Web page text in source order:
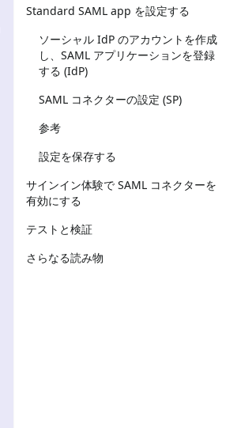
Standard SAML app を設定する
ソーシャル IdP のアカウントを作成
し、SAML アプリケーションを登録
する (IdP)
SAML コネクターの設定 (SP)
参考
設定を保存する
サインイン体験で SAML コネクターを
有効にする
テストと検証
さらなる読み物